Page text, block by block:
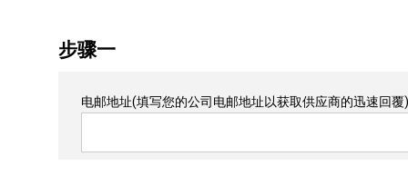
步骤一
电邮地址(填写您的公司电邮地址以获取供应商的迅速回覆)